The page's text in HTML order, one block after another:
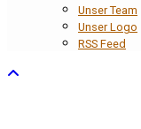
Unser Team
Unser Logo
RSS Feed